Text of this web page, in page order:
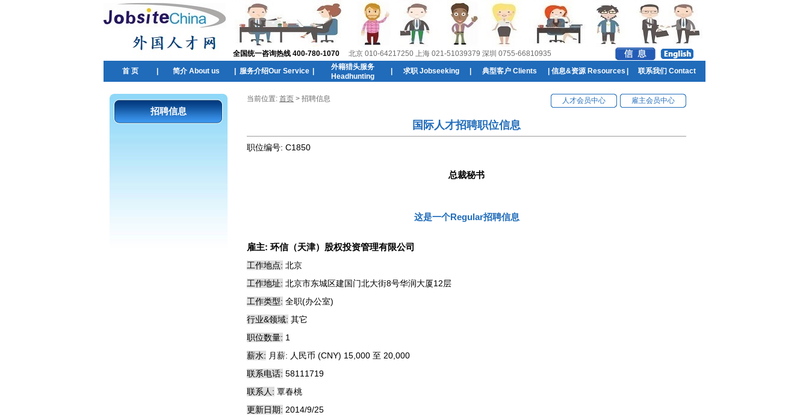
全国统一咨询热线 400-780-1070 北京 010-64217250 上海 021-51039379 深圳 0755-66810935
首 页 简介 About us 服务介绍Our Service
外籍猎头服务
Headhunting
求职 Jobseeking 典型客户 Clients 信息&资源 Resources 联系我们 Contact
招聘信息
当前位置: 首页 > 招聘信息 人才会员中心 雇主会员中心
国际人才招聘职位信息
职位编号: C1850
总裁秘书
这是一个Regular招聘信息
雇主: 环信（天津）股权投资管理有限公司
工作地点: 北京
工作地址: 北京市东城区建国门北大街8号华润大厦12层
工作类型: 全职(办公室)
行业&领域: 其它
职位数量: 1
薪水: 月薪: 人民币 (CNY) 15,000 至 20,000
联系电话: 58111719
联系人: 覃春桃
更新日期: 2014/9/25